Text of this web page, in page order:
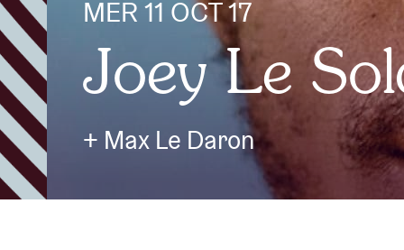
Infos
AB ❤ you
MER 11 OCT 17
Joey Le
+ Max Le Daron